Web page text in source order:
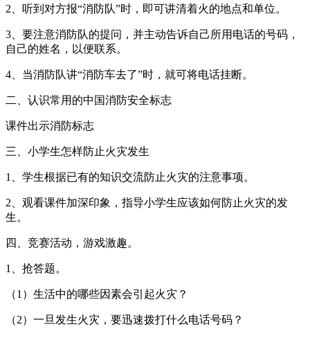
2、听到对方报“消防队”时，即可讲清着火的地点和单位。
3、要注意消防队的提问，并主动告诉自己所用电话的号码，
自己的姓名，以便联系。
4、当消防队讲“消防车去了”时，就可将电话挂断。
二、认识常用的中国消防安全标志
课件出示消防标志
三、小学生怎样防止火灾发生
1、学生根据已有的知识交流防止火灾的注意事项。
2、观看课件加深印象，指导小学生应该如何防止火灾的发
生。
四、竞赛活动，游戏激趣。
1、抢答题。
（1）生活中的哪些因素会引起火灾？
（2）一旦发生火灾，要迅速拨打什么电话号码？